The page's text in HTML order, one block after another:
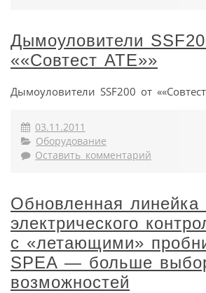
Дымоуловители
««Совтест АТЕ»»
Дымоуловители SSF200 от
03.11.2011
Оборудование
Оставить комментарий
Обновленная линейка
электрического
с «летающими»
SPEA — больше
возможностей